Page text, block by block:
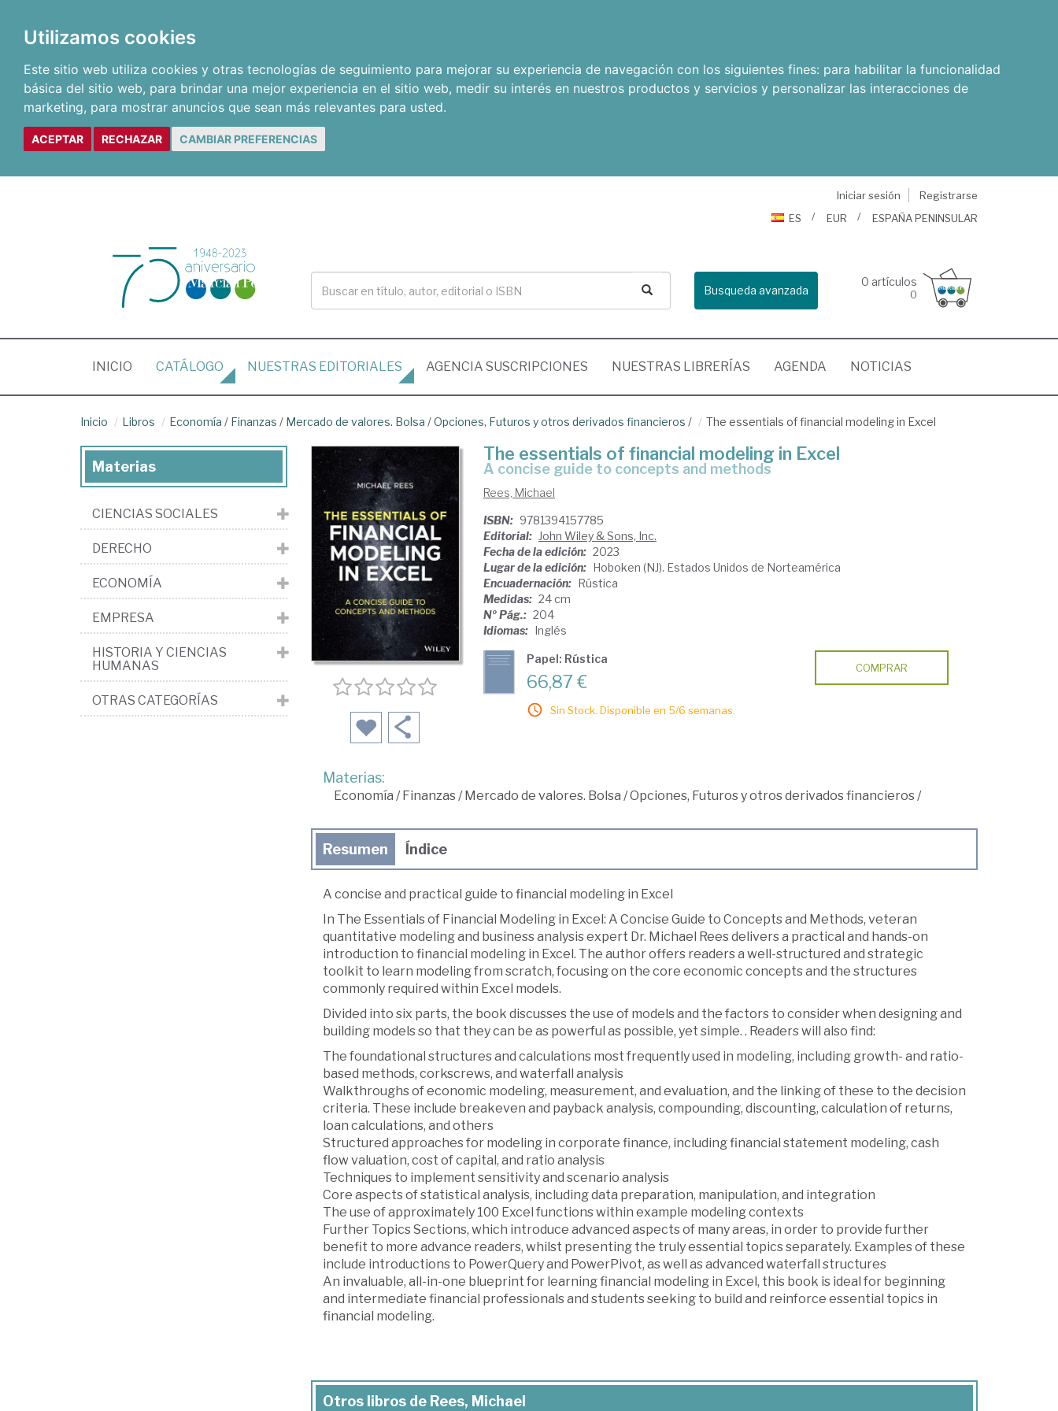
Utilizamos cookies
Este sitio web utiliza cookies y otras tecnologías de seguimiento para mejorar su experiencia de navegación con los siguientes fines: para habilitar la funcionalidad
básica del sitio web, para brindar una mejor experiencia en el sitio web, medir su interés en nuestros productos y servicios y personalizar las interacciones de
marketing, para mostrar anuncios que sean más relevantes para usted.
ACEPTAR RECHAZAR CAMBIAR PREFERENCIAS
Iniciar sesión
Registrarse
ES
EUR ESPAÑA PENINSULAR
Busqueda avanzada
0 artículos
0
INICIO (CURRENT)
CATÁLOGO NUESTRAS EDITORIALES AGENCIA SUSCRIPCIONES NUESTRAS LIBRERÍAS AGENDA NOTICIAS
Inicio Libros Economía / Finanzas / Mercado de valores. Bolsa /Opciones, Futuros y otros derivados financieros / The essentials of financial modeling in Excel
The essentials of financial modeling in Excel
a concise guide to concepts and methods
Rees, Michael
ISBN: 9781394157785
Editorial: John Wiley & Sons, Inc.
Fecha de la edición: 2023
Lugar de la edición: Hoboken (NJ). Estados Unidos de Norteamérica
Encuadernación: Rústica
Medidas: 24 cm
Nº Pág.: 204
Idiomas: Inglés
Papel: Rústica
66,87 €
Sin Stock. Disponible en 5/6 semanas.
COMPRAR
Materias:
Economía / Finanzas/ Mercado de valores. Bolsa /Opciones, Futuros y otros derivados financieros/
Resumen Índice
A concise and practical guide to financial modeling in Excel
In The Essentials of Financial Modeling in Excel: A Concise Guide to Concepts and Methods, veteran
quantitative modeling and business analysis expert Dr. Michael Rees delivers a practical and hands-on
introduction to financial modeling in Excel. The author offers readers a well-structured and strategic
toolkit to learn modeling from scratch, focusing on the core economic concepts and the structures
commonly required within Excel models.
Divided into six parts, the book discusses the use of models and the factors to consider when designing and
building models so that they can be as powerful as possible, yet simple. . Readers will also find:
The foundational structures and calculations most frequently used in modeling, including growth- and ratio-
based methods, corkscrews, and waterfall analysis
Walkthroughs of economic modeling, measurement, and evaluation, and the linking of these to the decision
criteria. These include breakeven and payback analysis, compounding, discounting, calculation of returns,
loan calculations, and others
Structured approaches for modeling in corporate finance, including financial statement modeling, cash
flow valuation, cost of capital, and ratio analysis
Techniques to implement sensitivity and scenario analysis
Core aspects of statistical analysis, including data preparation, manipulation, and integration
The use of approximately 100 Excel functions within example modeling contexts
Further Topics Sections, which introduce advanced aspects of many areas, in order to provide further
benefit to more advance readers, whilst presenting the truly essential topics separately. Examples of these
include introductions to PowerQuery and PowerPivot, as well as advanced waterfall structures
An invaluable, all-in-one blueprint for learning financial modeling in Excel, this book is ideal for beginning
and intermediate financial professionals and students seeking to build and reinforce essential topics in
financial modeling.
Otros libros de Rees, Michael
Materias
CIENCIAS SOCIALES
DERECHO
ECONOMÍA
EMPRESA
HISTORIA Y CIENCIAS
HUMANAS
OTRAS CATEGORÍAS